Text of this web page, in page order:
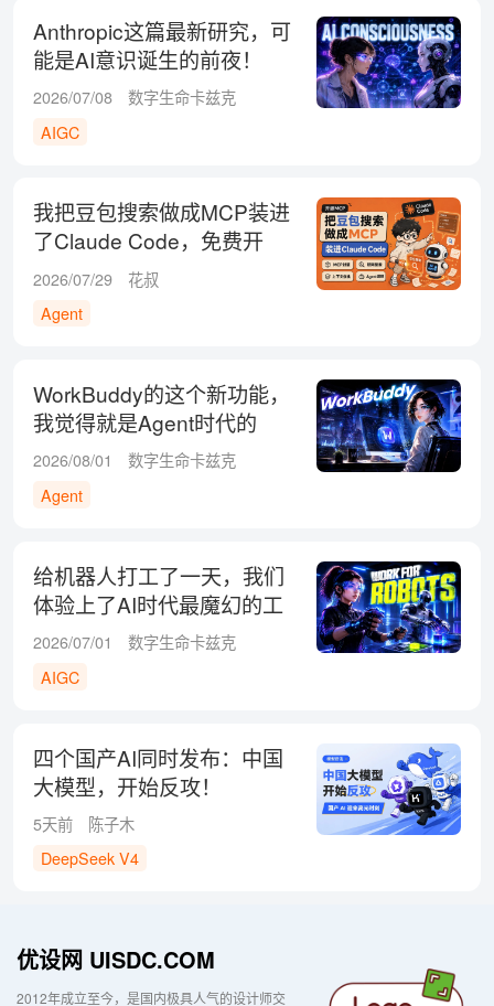
Anthropic这篇最新研究，可
能是AI意识诞生的前夜！
2026/07/08
数字生命卡兹克
AIGC
我把豆包搜索做成MCP装进
了Claude Code，免费开
源！
2026/07/29
花叔
Agent
WorkBuddy的这个新功能，
我觉得就是Agent时代的
Office
2026/08/01
数字生命卡兹克
Agent
给机器人打工了一天，我们
体验上了AI时代最魔幻的工
作
2026/07/01
数字生命卡兹克
AIGC
四个国产AI同时发布：中国
大模型，开始反攻！
5天前
陈子木
DeepSeek V4
优设网 UISDC.COM
2012年成立至今，是国内极具人气的设计师交